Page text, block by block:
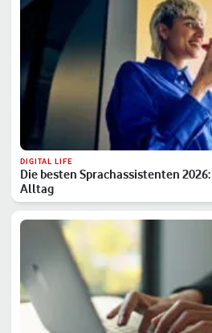
DIGITAL LIFE
Die besten Sprachassistenten
Alltag